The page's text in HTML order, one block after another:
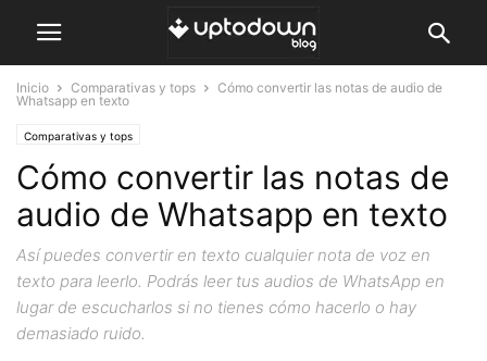
Inicio Comparativas y tops
Cómo convertir las notas de audio de
Whatsapp en texto
Comparativas y tops
Cómo convertir las notas de
audio de Whatsapp en texto
Así puedes convertir en texto cualquier nota de voz en
texto para leerlo. Podrás leer tus audios de WhatsApp en
lugar de escucharlos si no tienes cómo hacerlo o hay
demasiado ruido.